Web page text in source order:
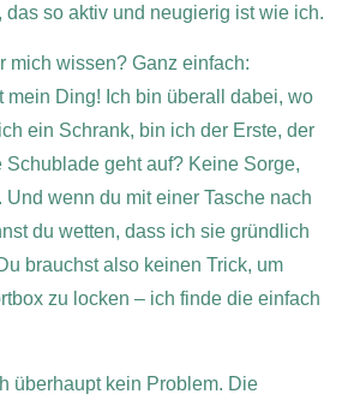
so aktiv und neugierig ist wie ich.
mich wissen? Ganz einfach:
mein Ding! Ich bin überall dabei, wo
ein Schrank, bin ich der Erste, der
Schublade geht auf? Keine Sorge,
Und wenn du mit einer Tasche nach
du wetten, dass ich sie gründlich
brauchst also keinen Trick, um
zu locken – ich finde die einfach
überhaupt kein Problem. Die